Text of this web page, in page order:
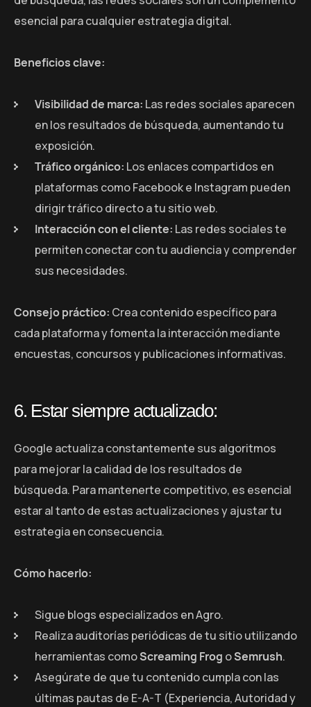
esencial para cualquier estrategia digital.
Beneficios clave:
Visibilidad de marca: Las redes sociales aparecen
en los resultados de búsqueda, aumentando tu
exposición.
Tráfico orgánico: Los enlaces compartidos en
plataformas como Facebook e Instagram pueden
dirigir tráfico directo a tu sitio web.
Interacción con el cliente: Las redes sociales te
permiten conectar con tu audiencia y comprender
sus necesidades.
Consejo práctico: Crea contenido específico para
cada plataforma y fomenta la interacción mediante
encuestas, concursos y publicaciones informativas.
6. Estar siempre actualizado:
Google actualiza constantemente sus algoritmos
para mejorar la calidad de los resultados de
búsqueda. Para mantenerte competitivo, es esencial
estar al tanto de estas actualizaciones y ajustar tu
estrategia en consecuencia.
Cómo hacerlo:
Sigue blogs especializados en Agro.
Realiza auditorías periódicas de tu sitio utilizando
herramientas comoScreaming Frog oSemrush.
Asegúrate de que tu contenido cumpla con las
últimas pautas de E-A-T (Experiencia, Autoridad y